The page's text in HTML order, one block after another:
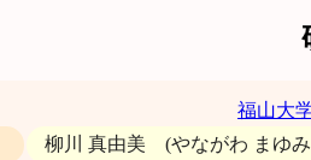
福山大
柳川 真由美 (やながわ ま